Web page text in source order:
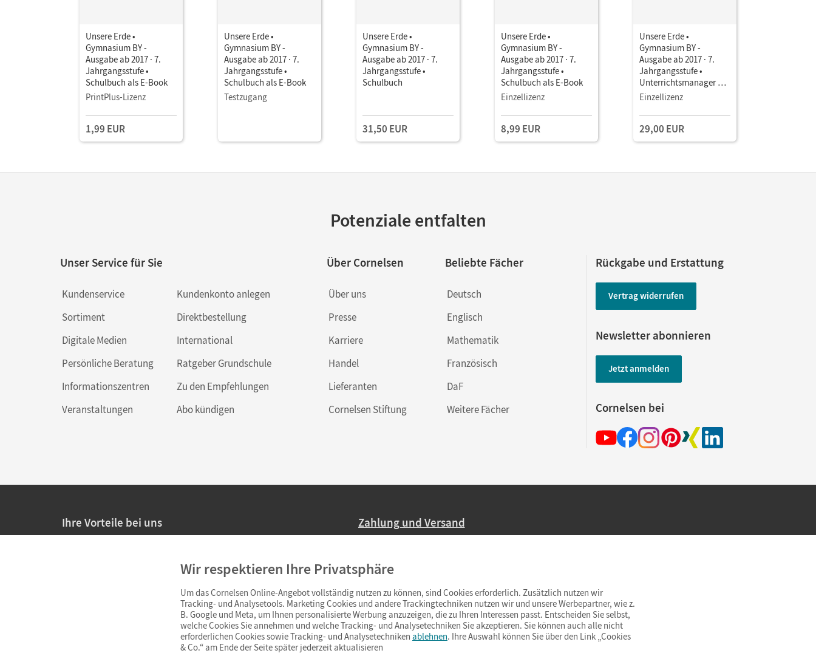
Unsere Erde •
Gymnasium BY -
Ausgabe ab 2017 · 7.
Jahrgangsstufe •
Schulbuch als E-Book
PrintPlus-Lizenz
1,99 EUR
Unsere Erde •
Gymnasium BY -
Ausgabe ab 2017 · 7.
Jahrgangsstufe •
Schulbuch als E-Book
Testzugang
Unsere Erde •
Gymnasium BY -
Ausgabe ab 2017 · 7.
Jahrgangsstufe •
Schulbuch
31,50 EUR
Unsere Erde •
Gymnasium BY -
Ausgabe ab 2017 · 7.
Jahrgangsstufe •
Schulbuch als E-Book
Einzellizenz
8,99 EUR
Unsere Erde •
Gymnasium BY -
Ausgabe ab 2017 · 7.
Jahrgangsstufe •
Unterrichtsmanager E-
Book mit
und Planungstools
Einzellizenz
29,00 EUR
Potenziale entfalten
Unser Service für Sie
Kundenservice
Sortiment
Digitale Medien
Persönliche Beratung
Informationszentren
Veranstaltungen
Kundenkonto anlegen
Direktbestellung
International
Ratgeber Grundschule
Zu den Empfehlungen
Abo kündigen
Über Cornelsen
Über uns
Presse
Karriere
Handel
Lieferanten
Cornelsen Stiftung
Beliebte Fächer
Deutsch
Englisch
Mathematik
Französisch
DaF
Weitere Fächer
Rückgabe und Erstattung
Vertrag widerrufen
Newsletter abonnieren
Jetzt anmelden
Cornelsen bei
Ihre Vorteile bei uns
Persönliche Angebote für Lehrkräfte
Sicheres Einkaufen mit SSL-Verschlüsselung
Widerrufsfristvon 4 Wochen
Schnelle und einfache Retourenabwicklung
Zahlung und Versand
Ab 59,– EUR Bestellwert liefern wir versandkostenfrei innerhalb Deutschlands
(Lieferung in 3–6 Tagen).
Wir respektieren Ihre Privatsphäre
Um das Cornelsen Online-Angebot vollständig nutzen zu können, sind Cookies erforderlich. Zusätzlich nutzen wir
Tracking- und Analysetools. Marketing Cookies und andere Trackingtechniken nutzen wir und unsere Werbepartner, wie z.
B. Google und Meta, um Ihnen personalisierte Werbung anzuzeigen, die zu Ihren Interessen passt. Entscheiden Sie selbst,
welche Cookies Sie annehmen und welche Tracking- und Analysetechniken Sie akzeptieren. Sie können auch alle nicht
erforderlichen Cookies sowie Tracking- und Analysetechniken ablehnen. Ihre Auswahl können Sie über den Link „Cookies
& Co.“ am Ende der Seite später jederzeit aktualisieren